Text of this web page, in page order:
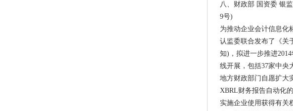
八、财政部 国资委 银
9号)
为推动企业会计信息化
认监委联合发布了《关
知)，拟进一步推进
线开展，包括37家中央
地方财政部门自愿扩大
XBRL财务报告自动化
实施企业使用获得有关